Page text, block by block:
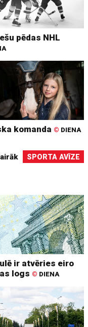
pēdas NHL
komanda © DIENA
SPORTA AVĪZE
ir atvēries eiro
logs © DIENA